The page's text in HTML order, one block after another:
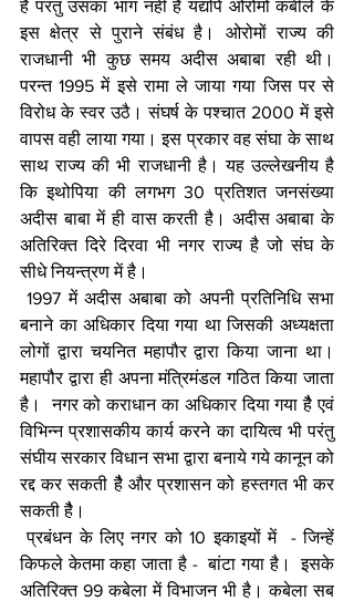
है परंतु उसका भाग नहीं है यद्यपि ओरोमो कबीले के
इस क्षेत्र से पुराने संबंध है। ओरोमों राज्य की
राजधानी भी कुछ समय अदीस अबाबा रही थी।
परन्त 1995 में इसे रामा ले जाया गया जिस पर से
विरोध के स्वर उठै। संघर्ष के पश्चात 2000 में इसे
वापस वही लाया गया। इस प्रकार वह संघा के साथ
साथ राज्य की भी राजधानी है। यह उल्लेखनीय है
कि इथोपिया की लगभग 30 प्रतिशत जनसंख्या
अदीस बाबा में ही वास करती है। अदीस अबाबा के
अतिरिक्त दिरे दिरवा भी नगर राज्य है जो संघ के
सीधे नियन्त्रण में है।
1997 में अदीस अबाबा को अपनी प्रतिनिधि सभा
बनाने का अधिकार दिया गया था जिसकी अध्यक्षता
लोगों द्वारा चयनित महापौर द्वारा किया जाना था।
महापौर द्वारा ही अपना मंत्रिमंडल गठित किया जाता
है।  नगर को कराधान का अधिकार दिया गया हैै एवं
विभिन्न प्रशासकीय कार्य करने का दायित्व भी परंतु
संघीय सरकार विधान सभा द्वारा बनाये गये कानून को
रद्द कर सकती हैै और प्रशासन को हस्तगत भी कर
सकती हैै।
प्रबंधन के लिए नगर को 10 इकाइयों में  - जिन्हें
किफले केतमा कहा जाता है -  बांटा गया है।  इसके
अतिरिक्त 99 कबेला में विभाजन भी है। कबेला सब